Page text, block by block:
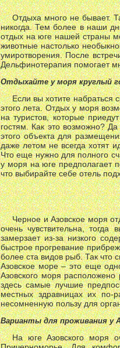
Отдыха много не бывает.
никогда. Тем более в наши
отдых на юге нашей страны
животные настолько
умиротворения. После
Дельфинотерапия помогает
Отдыхайте у моря круглый
Если вы хотите набраться
этого лета. Отдых у моря
на туристов, которые
гостям. Как это возможно?
этого объекта для
даже летом не всегда хотят
Что еще нужно для полного
у моря на юге предполагает
что выбирайте себе отель
Черное и Азовское моря
очень чувствительна,
замерзает из-за низкого
быстрое прогревание
более ста видов рыб. Так что
Азовское море – это еще
Азовского моря
здесь самые лучшие
местных здравницах их по-
несомненную пользу для
Варианты для проживания у
На юге Азовского моря